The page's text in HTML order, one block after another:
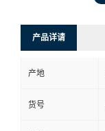
产品详请
产地
货号